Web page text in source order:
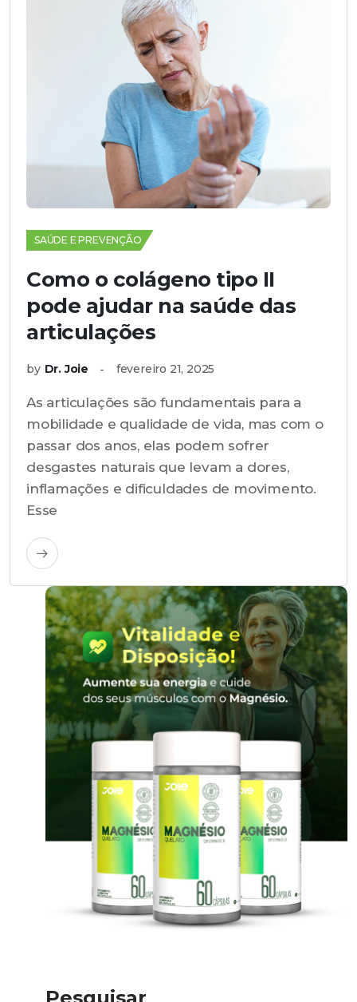
SAÚDE E PREVENÇÃO
Como o colágeno tipo II
pode ajudar na saúde das
articulações
by Dr. Joie fevereiro 21, 2025
As articulações são fundamentais para a
mobilidade e qualidade de vida, mas com o
passar dos anos, elas podem sofrer
desgastes naturais que levam a dores,
inflamações e dificuldades de movimento.
Esse